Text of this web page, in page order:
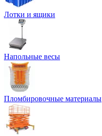
Лотки и ящики
Напольные весы
Пломбировочные материалы